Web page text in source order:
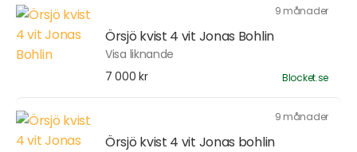
9 månader
Örsjö kvist 4 vit Jonas Bohlin
Visa liknande
7 000 kr
Blocket.se
9 månader
Örsjö kvist 4 vit Jonas bohlin